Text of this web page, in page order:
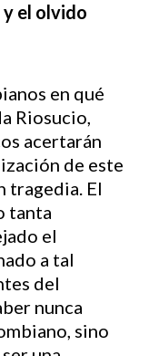
el olvido
en qué
Riosucio,
acertarán
de este
tragedia. El
tanta
el
a tal
del
nunca
sino